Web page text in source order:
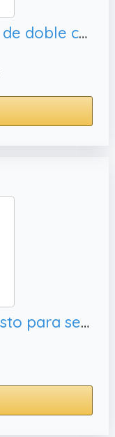
MILEQEE Cinta adhesiva de doble cara resistente, fácil de usar
Cinta adhesiva de repuesto para sensores de contacto de alarma de anillo e imanes (2ª generación),paquete de 12 almohadillas de sensor